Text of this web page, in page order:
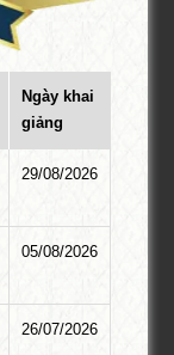
Ngày khai
giảng
29/08/2026
05/08/2026
26/07/2026